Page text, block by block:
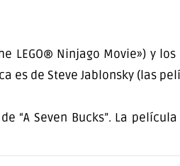
Ninjago Movie») y los
es de Steve Jablonsky (las
“A Seven Bucks”. La